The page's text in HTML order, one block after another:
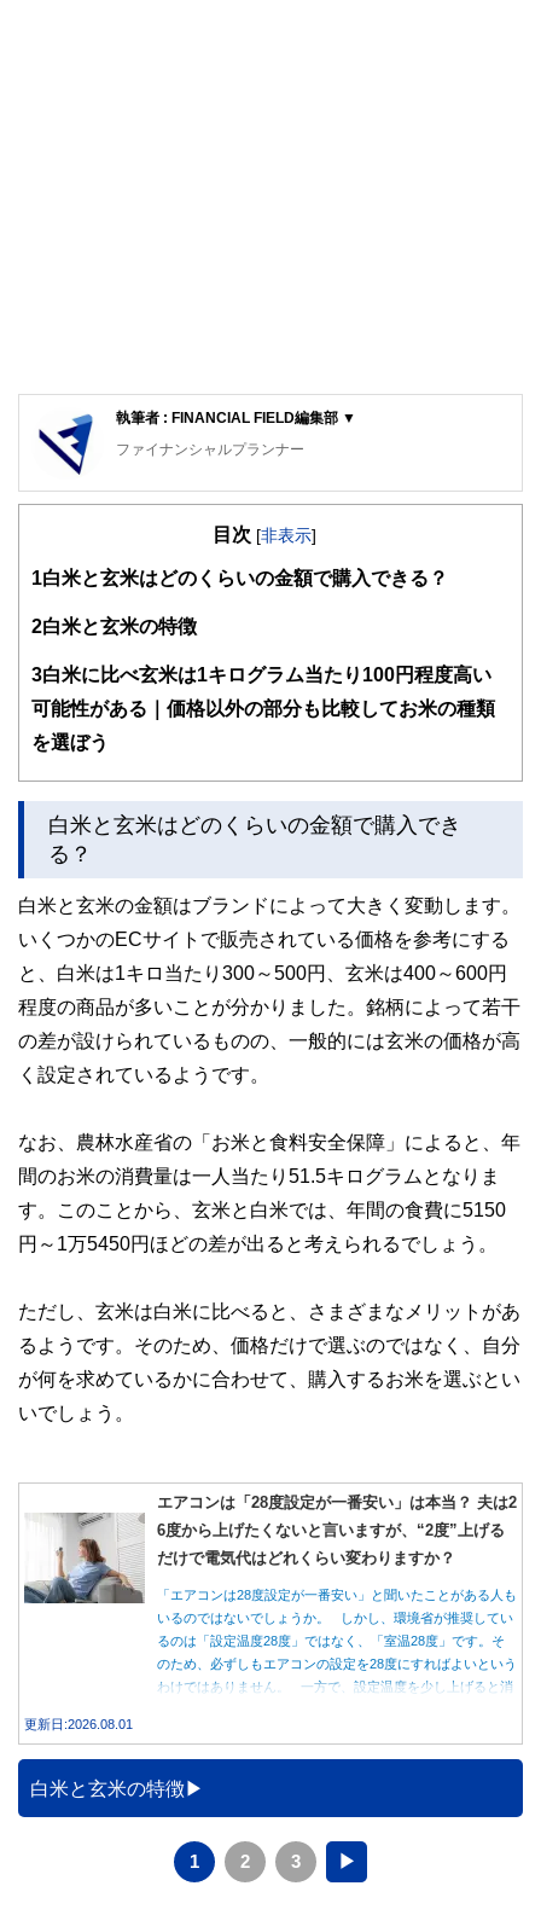
執筆者 : FINANCIAL FIELD編集部 ▼
ファイナンシャルプランナー
FinancialField編集部は、金融、経済に関する記事を、日々
知識がない方でも理解できるようわかりやすく発信していま
得者を中心に「お金や暮らし」に関する書籍・雑誌の編集経
験者で構成され、企画立案から記事掲載まですべての工程に
関わることで、読者目線のコンテンツを追求しています。
FinancialFieldの特徴は、ファイナンシャルプランナー、弁
護士、税理士、宅地建物取引士、相続診断士、住宅ローンア
をわかりやすく発信している点です。
執筆者・監修者による執筆体制を築くことで、内容のわかり
やすさはもちろんのこと、読み応えのあるコンテンツと確か
な情報発信を実現しています。
私たちは、快適でより良い生活のアイデアを提供するお金の
コンシェルジュを目指します。
目次 [非表示]
1 白米と玄米はどのくらいの金額で購入できる？
2白米と玄米の特徴
3白米に比べ玄米は1キログラム当たり100円程度高い
可能性がある｜価格以外の部分も比較してお米の種類
を選ぼう
白米と玄米はどのくらいの金額で購入でき
る？
白米と玄米の金額はブランドによって大きく変動します。
いくつかのECサイトで販売されている価格を参考にする
と、白米は1キロ当たり300～500円、玄米は400～600円
程度の商品が多いことが分かりました。銘柄によって若干
の差が設けられているものの、一般的には玄米の価格が高
く設定されているようです。
なお、農林水産省の「お米と食料安全保障」によると、年
間のお米の消費量は一人当たり51.5キログラムとなりま
す。このことから、玄米と白米では、年間の食費に5150
円～1万5450円ほどの差が出ると考えられるでしょう。
ただし、玄米は白米に比べると、さまざまなメリットがあ
るようです。そのため、価格だけで選ぶのではなく、自分
が何を求めているかに合わせて、購入するお米を選ぶとい
いでしょう。
エアコンは「28度設定が一番安い」は本当？ 夫は2
6度から上げたくないと言いますが、“2度”上げる
だけで電気代はどれくらい変わりますか？
「エアコンは28度設定が一番安い」と聞いたことがある人も
いるのではないでしょうか。 しかし、環境省が推奨してい
るのは「設定温度28度」ではなく、「室温28度」です。そ
のため、必ずしもエアコンの設定を28度にすればよいという
わけではありません。 一方で、設定温度を少し上げると消
データをもとに、節約効果の目安と快適に過ごすためのポイ
ントを分かりやすく解説します。
更新日:2026.08.01
白米と玄米の特徴
1 2 3 ▶